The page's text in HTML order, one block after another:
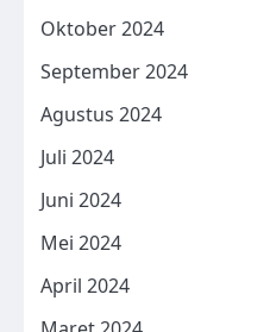
Oktober 2024
September 2024
Agustus 2024
Juli 2024
Juni 2024
Mei 2024
April 2024